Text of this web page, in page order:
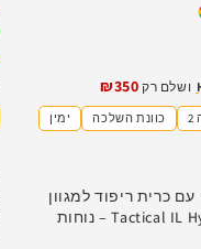
ושלם רק ₪350
כוונת השלכה ימין
עם כרית ריפוד למגוון
אקדחים – Tactical IL Hybrid IWB – נוחות